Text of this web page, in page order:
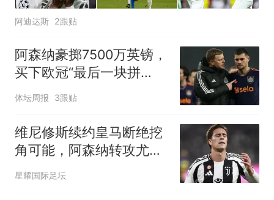
阿迪达斯 2跟贴
阿森纳豪掷7500万英镑，
买下欧冠“最后一块拼
体坛周报 3跟贴
维尼修斯续约皇马断绝挖
角可能，阿森纳转攻尤文
天才伊尔迪兹
星耀国际足坛